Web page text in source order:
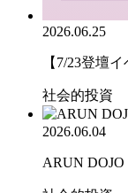
2026.06.25
【7/23登壇
社会的投資
2026.06.04
ARUN